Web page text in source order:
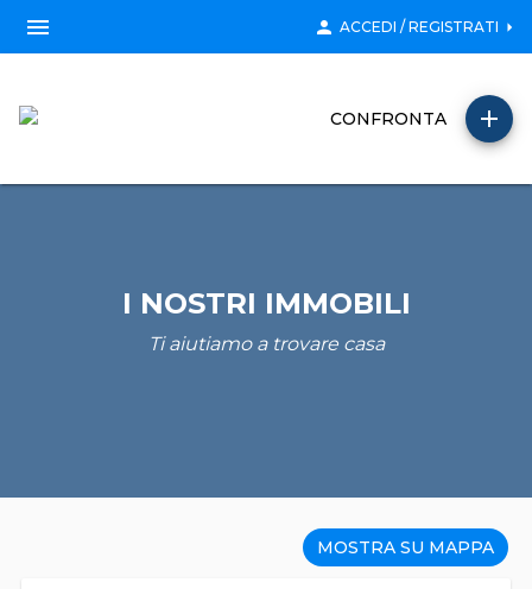
menu person ACCEDI / REGISTRATI arrow_right
CONFRONTA add
I NOSTRI IMMOBILI
Ti aiutiamo a trovare casa
MOSTRA SU MAPPA